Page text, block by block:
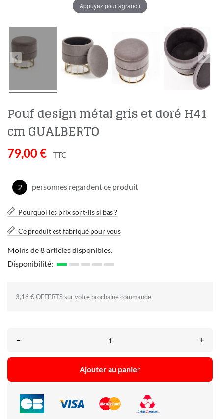
Appuyez pour agrandir
Pouf design métal gris et doré H41
cm GUALBERTO
79,00 € TTC
2 personnes regardent ce produit
Pourquoi les prix sont-ils si bas ?
Ce produit est fabriqué pour vous
Moins de 8 articles disponibles.
Disponibilité:
3,16 € OFFERTS sur votre prochaine commande.
– +
Ajouter au panier